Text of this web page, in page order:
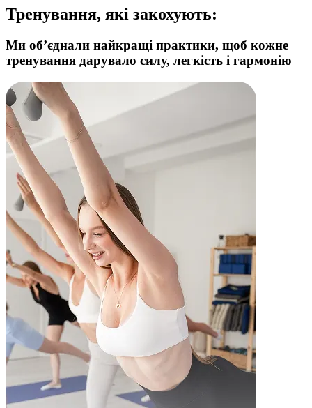
Тренування, які закохують:
Ми об’єднали найкращі практики, щоб кожне
тренування дарувало силу, легкість і гармонію